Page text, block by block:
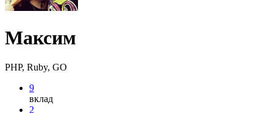
Максим
PHP, Ruby, GO
9
вклад
2